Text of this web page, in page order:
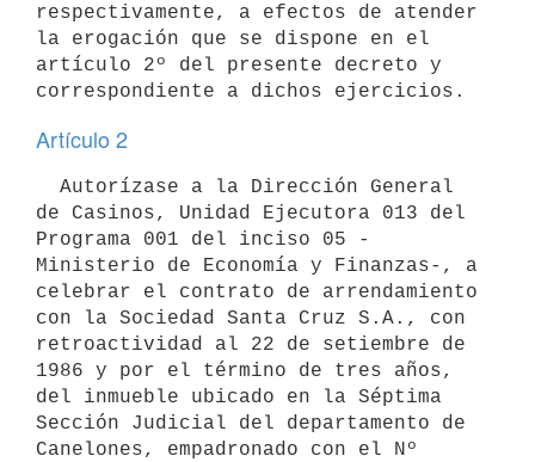
respectivamente, a efectos de atender
la erogación que se dispone en el
artículo 2º del presente decreto y
correspondiente a dichos ejercicios.
Artículo 2
de Casinos, Unidad Ejecutora 013 del
Programa 001 del inciso 05 -
Ministerio de Economía y Finanzas-, a
celebrar el contrato de arrendamiento
con la Sociedad Santa Cruz S.A., con
retroactividad al 22 de setiembre de
1986 y por el término de tres años,
del inmueble ubicado en la Séptima
Sección Judicial del departamento de
Canelones, empadronado con el Nº